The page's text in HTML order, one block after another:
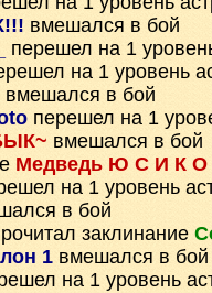
вмешался в бой
перешел на 1
на 1 уровень
вмешался в бой
перешел на 1
вмешался в бой
Медведь Ю С И К О
на 1 уровень
в бой
заклинание
1 вмешался в бой
на 1 уровень